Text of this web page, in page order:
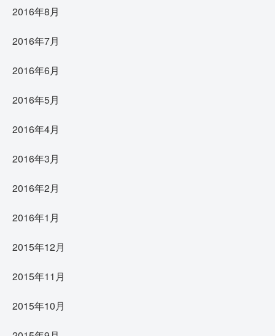
2016年8月
2016年7月
2016年6月
2016年5月
2016年4月
2016年3月
2016年2月
2016年1月
2015年12月
2015年11月
2015年10月